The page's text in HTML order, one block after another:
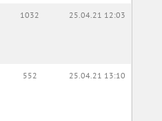
1032 25.04.21 12:03
552 25.04.21 13:10